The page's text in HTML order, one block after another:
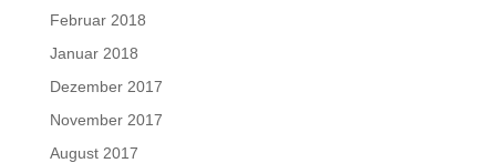
Februar 2018
Januar 2018
Dezember 2017
November 2017
August 2017